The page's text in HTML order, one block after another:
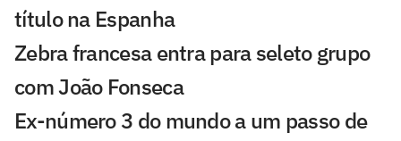
título na Espanha
Zebra francesa entra para seleto grupo
com João Fonseca
Ex-número 3 do mundo a um passo de